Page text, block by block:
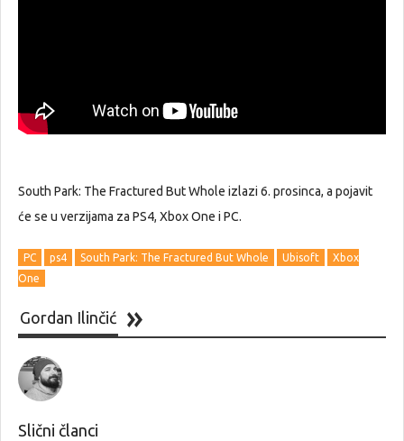
South Park: The Fractured But Whole izlazi 6. prosinca, a pojavit
će se u verzijama za PS4, Xbox One i PC.
PC ps4 South Park: The Fractured But Whole Ubisoft
Xbox
One
Gordan Ilinčić
Slični članci